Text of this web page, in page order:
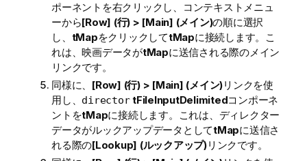
ポーネントを右クリックし、コンテキストメニュ
ーから[Row] (行) > [Main] (メイン)の順に選択
し、 tMapをクリックしてtMapに接続します。こ
れは、映画データがtMapに送信される際のメイン
リンクです。
同様に、 [Row] (行) > [Main] (メイン)リンクを使
用し、 director tFileInputDelimitedコンポーネ
ントをtMapに接続します。これは、ディレクター
データがルックアップデータとしてtMapに送信さ
れる際の[Lookup] (ルックアップ)リンクです。